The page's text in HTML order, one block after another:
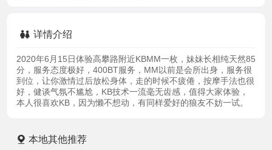
详情介绍
2020年6月15日体验高攀路附近KBMM一枚，妹妹长相纯天然85
分，服务态度极好，400BT服务，MM以前是会所出身，服务很
到位，让你激情过后放松身体，走的时候不疲倦，按摩手法也很
好，健谈气氛不尴尬，KB技术一流毫无齿感，值得大家体验，
本人很喜欢KB，因为懒不想动，有同样爱好的狼友不妨一试。
本地其他推荐